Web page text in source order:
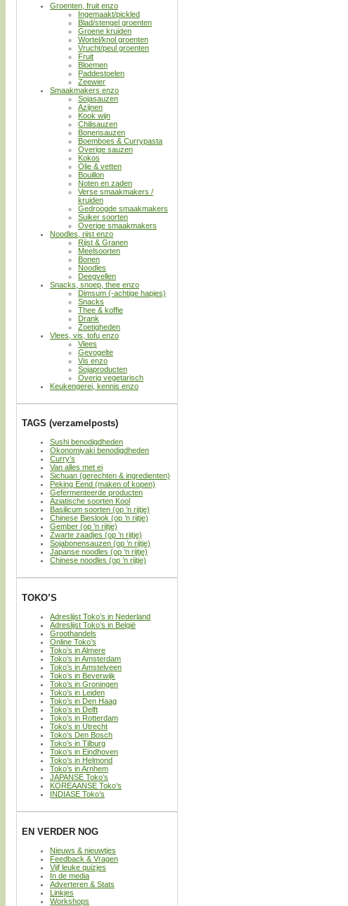
Groenten, fruit enzo
Ingemaakt/pickled
Blad/stengel groenten
Groene kruiden
Wortel/knol groenten
Vrucht/peul groenten
Fruit
Bloemen
Paddestoelen
Zeewier
Smaakmakers enzo
Sojasauzen
Azijnen
Kook wijn
Chilisauzen
Bonensauzen
Boemboes & Currypasta
Overige sauzen
Kokos
Olie & vetten
Bouillon
Noten en zaden
Verse smaakmakers /
kruiden
Gedroogde smaakmakers
Suiker soorten
Overige smaakmakers
Noodles, rijst enzo
Rijst & Granen
Meelsoorten
Bonen
Noodles
Deegvellen
Snacks, snoep, thee enzo
Dimsum (-achtige hapjes)
Snacks
Thee & koffie
Drank
Zoetigheden
Vlees, vis, tofu enzo
Vlees
Gevogelte
Vis enzo
Sojaproducten
Overig vegetarisch
Keukengerei, kennis enzo
TAGS (verzamelposts)
Sushi benodigdheden
Okonomiyaki benodigdheden
Curry’s
Van alles met ei
Sichuan (gerechten & ingredienten)
Peking Eend (maken of kopen)
Gefermenteerde producten
Aziatische soorten Kool
Basilicum soorten (op ’n rijtje)
Chinese Bieslook (op ’n rijtje)
Gember (op ’n rijtje)
Zwarte zaadjes (op ’n rijtje)
Sojabonensauzen (op ’n rijtje)
Japanse noodles (op ’n rijtje)
Chinese noodles (op ’n rijtje)
TOKO’S
Adreslijst Toko’s in Nederland
Adreslijst Toko’s in België
Groothandels
Online Toko’s
Toko’s in Almere
Toko’s in Amsterdam
Toko’s in Amstelveen
Toko’s in Beverwijk
Toko’s in Groningen
Toko’s in Leiden
Toko’s in Den Haag
Toko’s in Delft
Toko’s in Rotterdam
Toko’s in Utrecht
Toko’s Den Bosch
Toko’s in Tilburg
Toko’s in Eindhoven
Toko’s in Helmond
Toko’s in Arnhem
JAPANSE Toko’s
KOREAANSE Toko’s
INDIASE Toko’s
EN VERDER NOG
Nieuws & nieuwtjes
Feedback & Vragen
Vijf leuke quizjes
In de media
Adverteren & Stats
Linkjes
Workshops